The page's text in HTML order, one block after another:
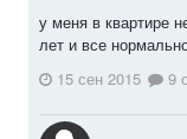
у меня в квартире
лет и все
15 сен 2015
9